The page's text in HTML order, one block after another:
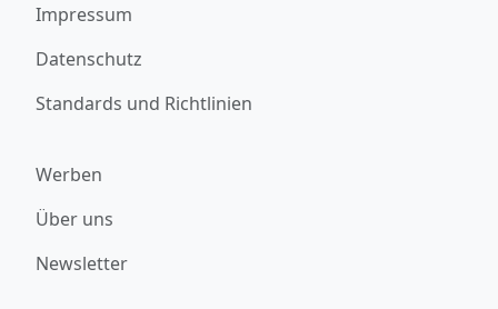
Impressum
Datenschutz
Standards und Richtlinien
Werben
Über uns
Newsletter